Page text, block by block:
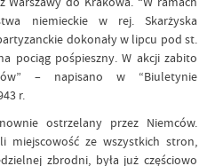
niemieckie w rej. Skarżyska
dokonały w lipcu pod st.
pociąg pośpieszny. W akcji zabito
– napisano w “Biuletynie
r.
ostrzelany przez Niemców.
miejscowość ze wszystkich stron,
zbrodni, była już częściowo